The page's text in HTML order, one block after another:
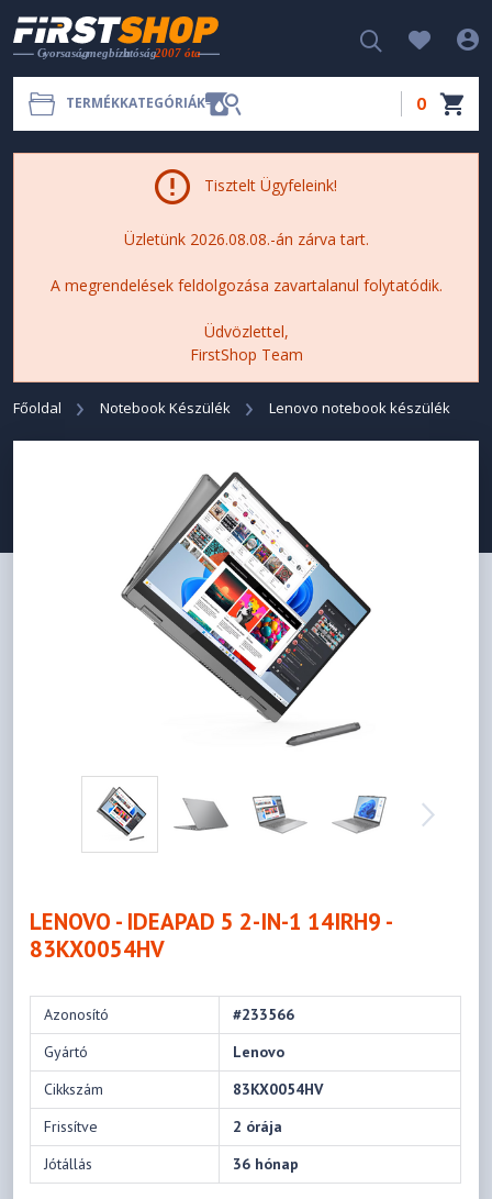
TERMÉKKATEGÓRIÁK 0
Tisztelt Ügyfeleink!
Üzletünk 2026.08.08.-án zárva tart.
A megrendelések feldolgozása zavartalanul folytatódik.
Üdvözlettel,
FirstShop Team
Főoldal Notebook Készülék Lenovo notebook készülék
LENOVO - IDEAPAD 5 2-IN-1 14IRH9 -
83KX0054HV
Azonosító
#233566
Gyártó
Lenovo
Cikkszám
83KX0054HV
Frissítve
2 órája
Jótállás
36 hónap